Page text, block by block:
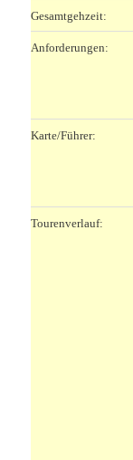
Gesamtgehzeit:
Anforderungen:
Karte/Führer:
Tourenverlauf: